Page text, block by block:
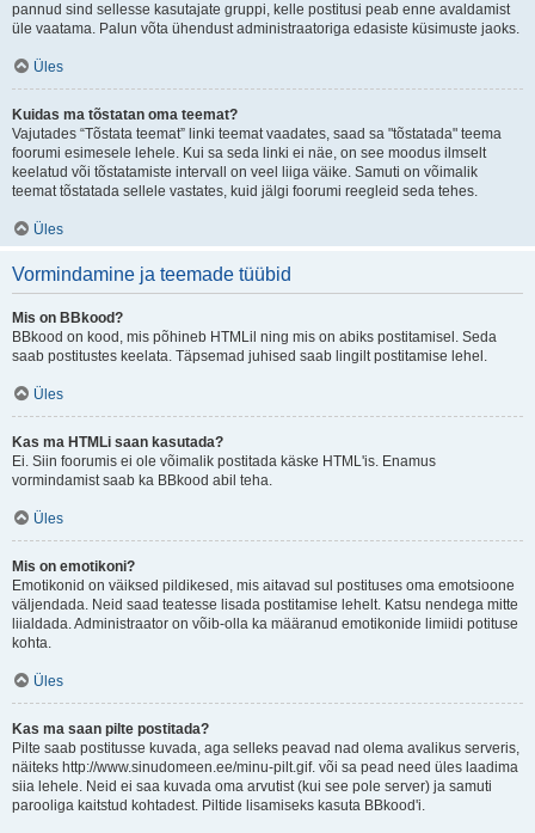
pannud sind sellesse kasutajate gruppi, kelle postitusi peab enne avaldamist
üle vaatama. Palun võta ühendust administraatoriga edasiste küsimuste jaoks.
Üles
Kuidas ma tõstatan oma teemat?
Vajutades “Tõstata teemat” linki teemat vaadates, saad sa "tõstatada" teema
foorumi esimesele lehele. Kui sa seda linki ei näe, on see moodus ilmselt
keelatud või tõstatamiste intervall on veel liiga väike. Samuti on võimalik
teemat tõstatada sellele vastates, kuid jälgi foorumi reegleid seda tehes.
Üles
Vormindamine ja teemade tüübid
Mis on BBkood?
BBkood on kood, mis põhineb HTMLil ning mis on abiks postitamisel. Seda
saab postitustes keelata. Täpsemad juhised saab lingilt postitamise lehel.
Üles
Kas ma HTMLi saan kasutada?
Ei. Siin foorumis ei ole võimalik postitada käske HTML'is. Enamus
vormindamist saab ka BBkood abil teha.
Üles
Mis on emotikoni?
Emotikonid on väiksed pildikesed, mis aitavad sul postituses oma emotsioone
väljendada. Neid saad teatesse lisada postitamise lehelt. Katsu nendega mitte
liialdada. Administraator on võib-olla ka määranud emotikonide limiidi potituse
kohta.
Üles
Kas ma saan pilte postitada?
Pilte saab postitusse kuvada, aga selleks peavad nad olema avalikus serveris,
näiteks http://www.sinudomeen.ee/minu-pilt.gif. või sa pead need üles laadima
siia lehele. Neid ei saa kuvada oma arvutist (kui see pole server) ja samuti
parooliga kaitstud kohtadest. Piltide lisamiseks kasuta BBkood'i.